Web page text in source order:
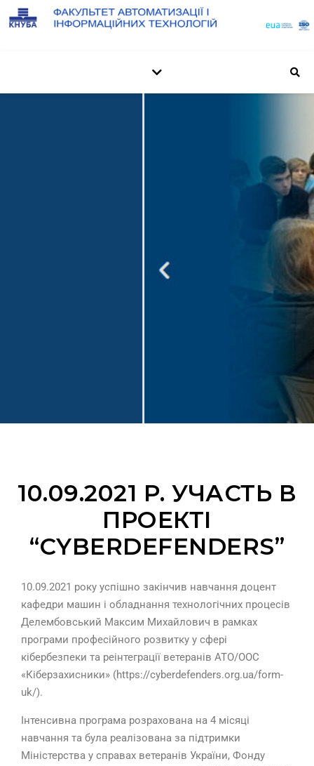
10.09.2021 Р. УЧАСТЬ В
ПРОЕКТІ
“CYBERDEFENDERS”
10.09.2021 року успішно закінчив навчання доцент
кафедри машин і обладнання технологічних процесів
Делембовський Максим Михайлович в рамках
програми професійного розвитку у сфері
кібербезпеки та реінтеграції ветеранів АТО/ООС
«Кіберзахисники» (https://cyberdefenders.org.ua/form-
uk/).
Інтенсивна програма розрахована на 4 місяці
навчання та була реалізована за підтримки
Міністерства у справах ветеранів України, Фонду